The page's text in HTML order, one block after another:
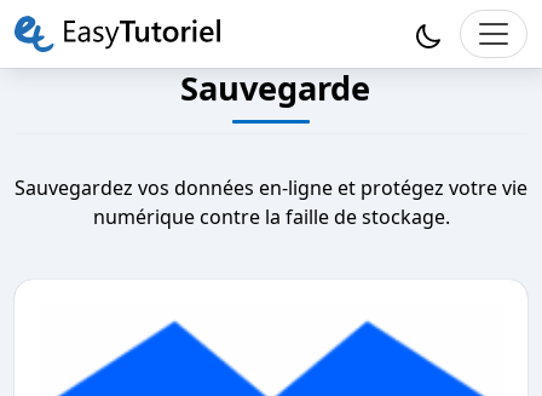
Sauvegarde
Sauvegardez vos données en-ligne et protégez votre vie
numérique contre la faille de stockage.